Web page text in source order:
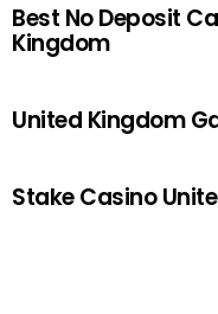
Best No Deposit
Kingdom
United Kingdom
Stake Casino